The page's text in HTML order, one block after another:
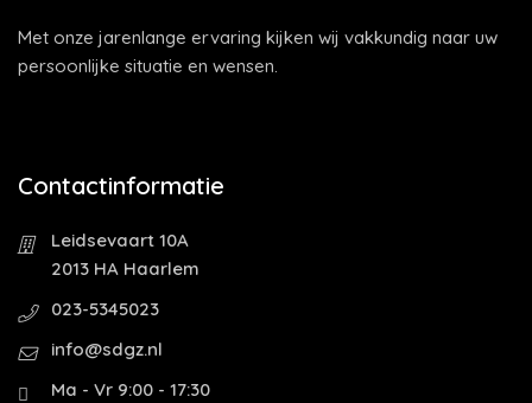
Met onze jarenlange ervaring kijken wij vakkundig naar uw
persoonlijke situatie en wensen.
Contactinformatie
Leidsevaart 10A
2013 HA Haarlem
023-5345023
info@sdgz.nl
Ma - Vr 9:00 - 17:30